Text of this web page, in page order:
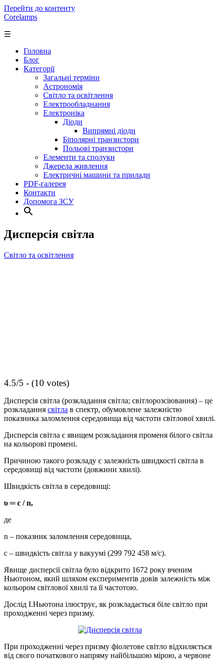
Перейти до контенту
Corelamps
☰
Головна
Блог
Категорії
Загальні терміни
Астрономія
Світло та освітлення
Електрообладнання
Електроніка
Діоди
Випрямні діоди
Біполярні транзистори
Польові транзистори
Елементи та сполуки
Джерела живлення
Електричні машини та прилади
PDF-галерея
Контакти
Допомога ЗСУ
Дисперсія світла
Світло та освітлення
4.5/5 - (10 votes)
Дисперсія світла (розкладання світла; світлорозсіювання) – це
розкладання світла в спектр, обумовлене залежністю
показника заломлення середовища від частоти світлової хвилі.
Дисперсія світла є явищем розкладання променя білого світла
на кольорові промені.
Причиною такого розкладу є залежність швидкості світла в
середовищі від частоти (довжини хвилі).
Швидкість світла в середовищі:
υ ═ c / n,
де
n – показник заломлення середовища,
с – швидкість світла у вакуумі (299 792 458 м/с).
Явище дисперсії світла було відкрито 1672 року вченим
Ньютоном, який шляхом експериментів довів залежність між
кольором світлової хвилі та її частотою.
Дослід І.Ньютона ілюструє, як розкладається біле світло при
проходженні через призму.
При проходженні через призму фіолетове світло відхиляється
від свого початкового напряму найбільшою мірою, а червоне